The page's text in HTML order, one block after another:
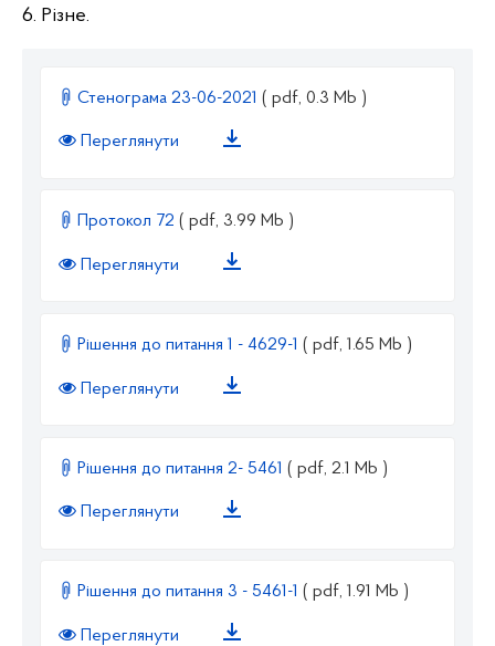
6. Різне.
Стенограма 23-06-2021 ( pdf, 0.3 Mb )
Переглянути
Протокол 72 ( pdf, 3.99 Mb )
Переглянути
Рішення до питання 1 - 4629-1 ( pdf, 1.65 Mb )
Переглянути
Рішення до питання 2- 5461 ( pdf, 2.1 Mb )
Переглянути
Рішення до питання 3 - 5461-1 ( pdf, 1.91 Mb )
Переглянути